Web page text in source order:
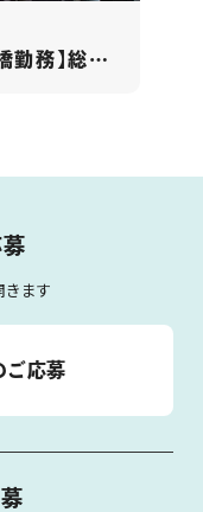
Zetith Beauty Clinic【心斎橋勤務】総合美容クリニック/働きやすい環境/給料32万円〜
きます
ご応募